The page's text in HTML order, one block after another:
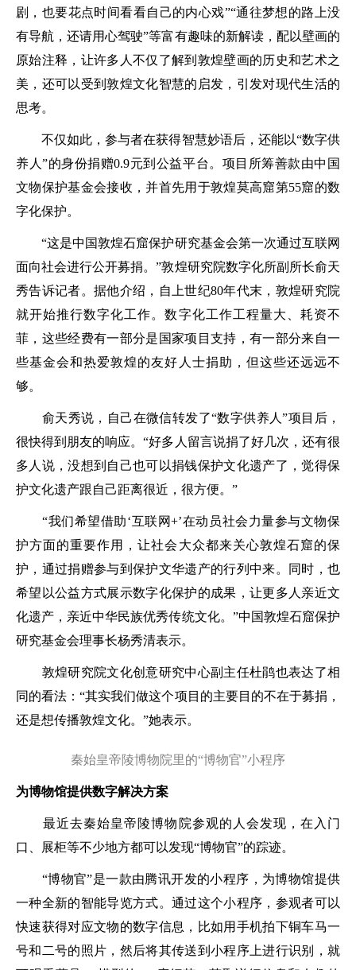
剧，也要花点时间看看自己的内心戏”“通往梦想的路上没
有导航，还请用心驾驶”等富有趣味的新解读，配以壁画的
原始注释，让许多人不仅了解到敦煌壁画的历史和艺术之
美，还可以受到敦煌文化智慧的启发，引发对现代生活的
思考。
不仅如此，参与者在获得智慧妙语后，还能以“数字供
养人”的身份捐赠0.9元到公益平台。项目所筹善款由中国
文物保护基金会接收，并首先用于敦煌莫高窟第55窟的数
字化保护。
“这是中国敦煌石窟保护研究基金会第一次通过互联网
面向社会进行公开募捐。”敦煌研究院数字化所副所长俞天
秀告诉记者。据他介绍，自上世纪80年代末，敦煌研究院
就开始推行数字化工作。数字化工作工程量大、耗资不
菲，这些经费有一部分是国家项目支持，有一部分来自一
些基金会和热爱敦煌的友好人士捐助，但这些还远远不
够。
俞天秀说，自己在微信转发了“数字供养人”项目后，
很快得到朋友的响应。“好多人留言说捐了好几次，还有很
多人说，没想到自己也可以捐钱保护文化遗产了，觉得保
护文化遗产跟自己距离很近，很方便。”
“我们希望借助‘互联网+’在动员社会力量参与文物保
护方面的重要作用，让社会大众都来关心敦煌石窟的保
护，通过捐赠参与到保护文华遗产的行列中来。同时，也
希望以公益方式展示数字化保护的成果，让更多人亲近文
化遗产，亲近中华民族优秀传统文化。”中国敦煌石窟保护
研究基金会理事长杨秀清表示。
敦煌研究院文化创意研究中心副主任杜鹃也表达了相
同的看法：“其实我们做这个项目的主要目的不在于募捐，
还是想传播敦煌文化。”她表示。
秦始皇帝陵博物院里的“博物官”小程序
为博物馆提供数字解决方案
最近去秦始皇帝陵博物院参观的人会发现，在入门
口、展柜等不少地方都可以发现“博物官”的踪迹。
“博物官”是一款由腾讯开发的小程序，为博物馆提供
一种全新的智能导览方式。通过这个小程序，参观者可以
快速获得对应文物的数字信息，比如用手机拍下铜车马一
号和二号的照片，然后将其传送到小程序上进行识别，就